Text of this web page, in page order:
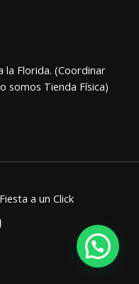
la Florida. (Coordinar
somos Tienda Física)
a un Click